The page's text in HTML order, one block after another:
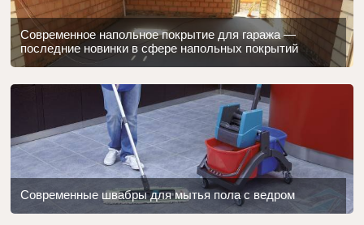
Современное напольное покрытие для гаража —
последние новинки в сфере напольных покрытий
Современные швабры для мытья пола с ведром